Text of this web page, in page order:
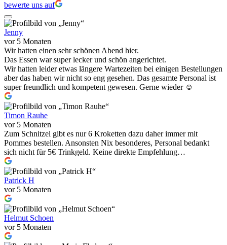
bewerte uns auf
Jenny
vor 5 Monaten
Wir hatten einen sehr schönen Abend hier.
Das Essen war super lecker und schön angerichtet.
Wir hatten leider etwas längere Wartezeiten bei einigen Bestellungen
aber das haben wir nicht so eng gesehen. Das gesamte Personal ist
super freundlich und kompetent gewesen. Gerne wieder ☺️
Timon Rauhe
vor 5 Monaten
Zum Schnitzel gibt es nur 6 Kroketten dazu daher immer mit
Pommes bestellen. Ansonsten Nix besonderes, Personal bedankt
sich nicht für 5€ Trinkgeld. Keine direkte Empfehlung…
Patrick H
vor 5 Monaten
Helmut Schoen
vor 5 Monaten